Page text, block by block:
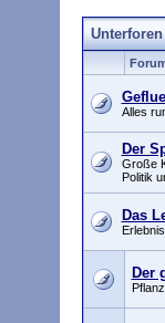
Unterforen
Alles
Der
Große
Politik
Das
Der